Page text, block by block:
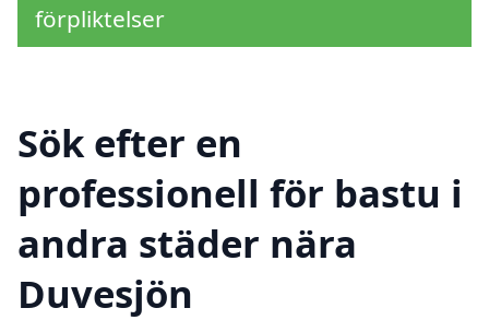
förpliktelser
Sök efter en
professionell för bastu i
andra städer nära
Duvesjön